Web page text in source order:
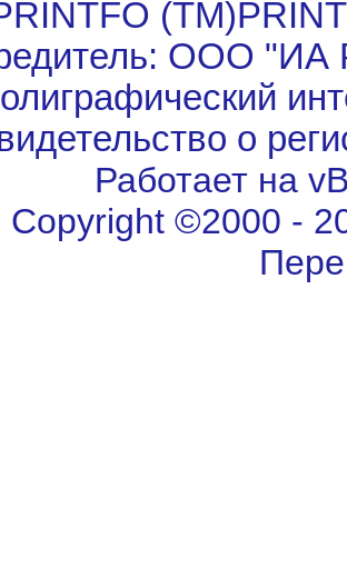
ООО "ИА
о
Работает на
Copyright ©2000 -